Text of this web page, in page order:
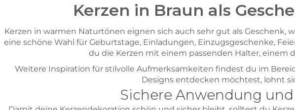
Kerzen in Braun als
Kerzen in warmen Naturtönen eignen sich auch sehr gut als Geschenk,
eine schöne Wahl für Geburtstage, Einladungen, Einzugsgeschenke,
du die Kerzen mit einem passenden Halter,
Weitere Inspiration für stilvolle Aufmerksamkeiten findest du im
Designs entdecken möchtest, lohnt
Sichere Anwendung